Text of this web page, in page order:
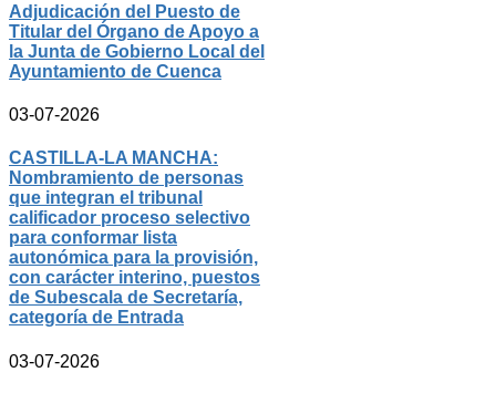
Adjudicación del Puesto de
Titular del Órgano de Apoyo a
la Junta de Gobierno Local del
Ayuntamiento de Cuenca
03-07-2026
CASTILLA-LA MANCHA:
Nombramiento de personas
que integran el tribunal
calificador proceso selectivo
para conformar lista
autonómica para la provisión,
con carácter interino, puestos
de Subescala de Secretaría,
categoría de Entrada
03-07-2026